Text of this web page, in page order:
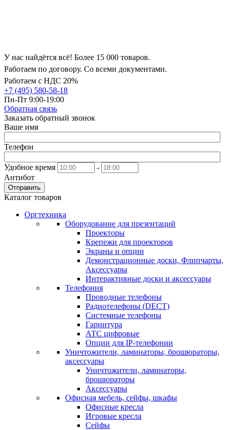
У нас найдётся всё! Более 15 000 товаров.
Работаем по договору. Со всеми документами.
Работаем с НДС 20%
+7 (495) 580-58-18
Пн-Пт 9:00-19:00
Обратная связь
Заказать обратный звонок
Ваше имя
Телефон
Удобное время
-
Антибот
Отправить
Каталог товаров
Оргтехника
Оборудование для презентаций
Проекторы
Крепежи для проекторов
Экраны и опции
Демонстрационные доски, Флипчарты,
Аксессуары
Интерактивные доски и аксессуары
Телефония
Проводные телефоны
Радиотелефоны (DECT)
Системные телефоны
Гарнитура
АТС цифровые
Опции для IP-телефонии
Уничтожители, ламинаторы, брошюраторы,
аксессуары
Уничтожители, ламинаторы,
брошюраторы
Аксессуары
Офисная мебель, сейфы, шкафы
Офисные кресла
Игровые кресла
Сейфы